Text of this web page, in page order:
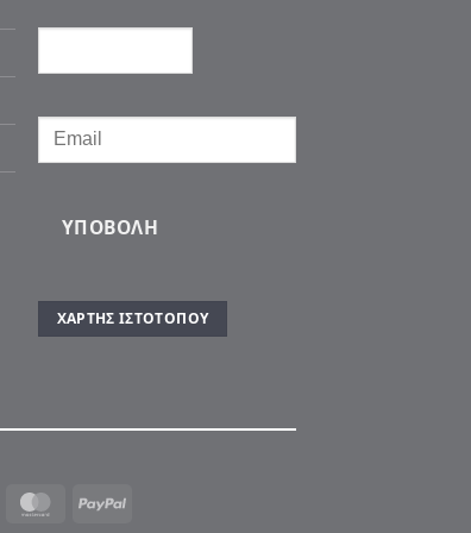
ΥΠΟΒΟΛΉ
ΧΆΡΤΗΣ ΙΣΤΌΤΟΠΟΥ
Visa MasterCardPayPal